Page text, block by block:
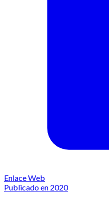
Enlace Web
Publicado en 2020